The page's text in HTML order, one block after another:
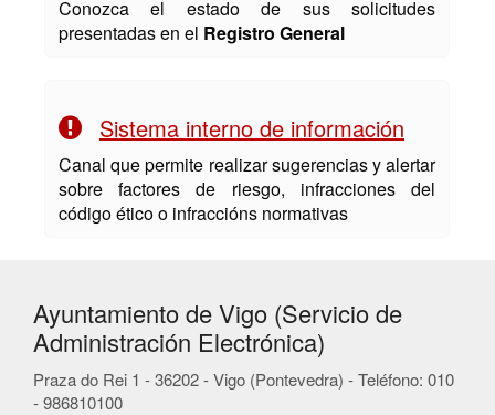
Conozca el estado de sus solicitudes
presentadas en el Registro General
Sistema interno de información
Canal que permite realizar sugerencias y alertar
sobre factores de riesgo, infracciones del
código ético o infraccións normativas
Ayuntamiento de Vigo (Servicio de
Administración Electrónica)
Praza do Rei 1 - 36202 - Vigo (Pontevedra) - Teléfono: 010
- 986810100